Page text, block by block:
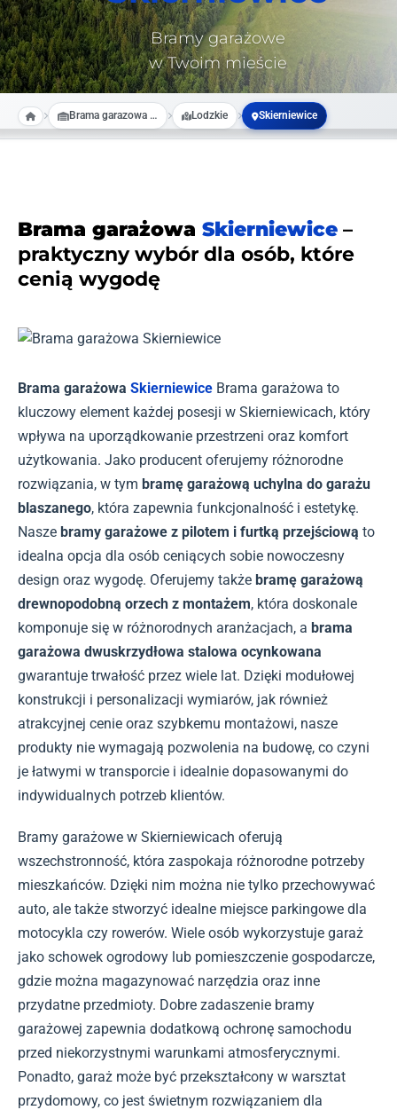
Bramy garażowe
w Twoim mieście
Brama garazowa na wymiar Lodzkie Skierniewice
Brama garażowa Skierniewice –
praktyczny wybór dla osób, które
cenią wygodę
Brama garażowa Skierniewice Brama garażowa to
kluczowy element każdej posesji w Skierniewicach, który
wpływa na uporządkowanie przestrzeni oraz komfort
użytkowania. Jako producent oferujemy różnorodne
rozwiązania, w tym bramę garażową uchylna do garażu
blaszanego, która zapewnia funkcjonalność i estetykę.
Nasze bramy garażowe z pilotem i furtką przejściową to
idealna opcja dla osób ceniących sobie nowoczesny
design oraz wygodę. Oferujemy także bramę garażową
drewnopodobną orzech z montażem, która doskonale
komponuje się w różnorodnych aranżacjach, a brama
garażowa dwuskrzydłowa stalowa ocynkowana
gwarantuje trwałość przez wiele lat. Dzięki modułowej
konstrukcji i personalizacji wymiarów, jak również
atrakcyjnej cenie oraz szybkemu montażowi, nasze
produkty nie wymagają pozwolenia na budowę, co czyni
je łatwymi w transporcie i idealnie dopasowanymi do
indywidualnych potrzeb klientów.
Bramy garażowe w Skierniewicach oferują
wszechstronność, która zaspokaja różnorodne potrzeby
mieszkańców. Dzięki nim można nie tylko przechowywać
auto, ale także stworzyć idealne miejsce parkingowe dla
motocykla czy rowerów. Wiele osób wykorzystuje garaż
jako schowek ogrodowy lub pomieszczenie gospodarcze,
gdzie można magazynować narzędzia oraz inne
przydatne przedmioty. Dobre zadaszenie bramy
garażowej zapewnia dodatkową ochronę samochodu
przed niekorzystnymi warunkami atmosferycznymi.
Ponadto, garaż może być przekształcony w warsztat
przydomowy, co jest świetnym rozwiązaniem dla